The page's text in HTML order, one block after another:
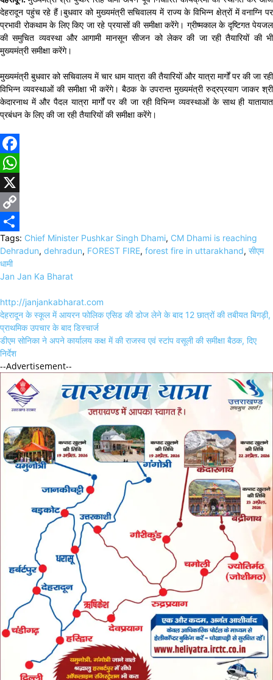
Link
Share
देहरादून पहुंच रहे हैं।बुधवार को मुख्यमंत्री सचिवालय में राज्य के विभिन्न क्षेत्रों में वनाग्नि पर
प्रभावी रोकथाम के लिए किए जा रहे प्रयासों की समीक्षा करेंगे। ग्रीष्मकाल के दृष्टिगत पेयजल
की समुचित व्यवस्था और आगामी मानसून सीजन को लेकर की जा रही तैयारियों की भी
मुख्यमंत्री समीक्षा करेंगे।
मुख्यमंत्री बुधवार को सचिवालय में चार धाम यात्रा की तैयारियों और यात्रा मार्गों पर की जा रही
विभिन्न व्यवस्थाओं की समीक्षा भी करेंगे। बैठक के उपरान्त मुख्यमंत्री रुद्रप्रयाग जाकर श्री
केदारनाथ में और पैदल यात्रा मार्गों पर की जा रही विभिन्न व्यवस्थाओं के साथ ही यातायात
प्रबंधन के लिए की जा रही तैयारियों की समीक्षा करेंगे।
Facebook
WhatsApp
X
Copy
Link
Share
Tags: Chief Minister Pushkar Singh Dhami, CM Dhami is reaching
Dehradun, dehradun, FOREST FIRE, forest fire in uttarakhand, सीएम
धामी
Jan Jan Ka Bharat
http://janjankabharat.com
Post
navigation
देहरादून के स्कूल में आयरन फोलिक एसिड की डोज लेने के बाद 12 छात्रों की तबीयत बिगड़ी,
प्राथमिक उपचार के बाद डिस्चार्ज
डीएम सोनिका ने अपने कार्यालय कक्ष में की राजस्व एवं स्टांप वसूली की समीक्षा बैठक, दिए
निर्देश
--Advertisement--